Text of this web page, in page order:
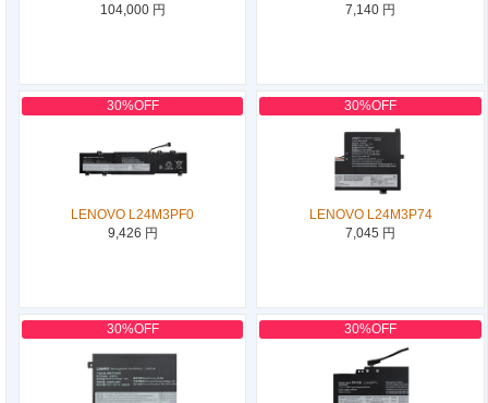
104,000 円
7,140 円
30%OFF
LENOVO L24M3PF0
9,426 円
30%OFF
LENOVO L24M3P74
7,045 円
30%OFF 30%OFF